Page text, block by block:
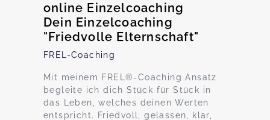
online Einzelcoaching
Dein Einzelcoaching
"Friedvolle Elternschaft"
FREL-Coaching
Mit meinem FREL®-Coaching Ansatz
begleite ich dich Stück für Stück in
das Leben, welches deinen Werten
entspricht. Friedvoll, gelassen, klar,